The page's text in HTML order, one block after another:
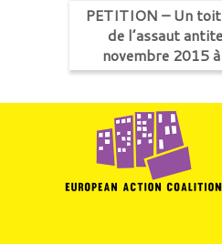
PETITION – Un
de l’assaut
novembre 2015